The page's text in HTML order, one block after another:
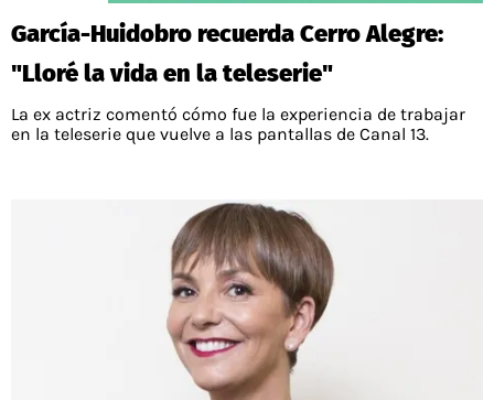
García-Huidobro recuerda Cerro Alegre:
"Lloré la vida en la teleserie"
La ex actriz comentó cómo fue la experiencia de trabajar
en la teleserie que vuelve a las pantallas de Canal 13.